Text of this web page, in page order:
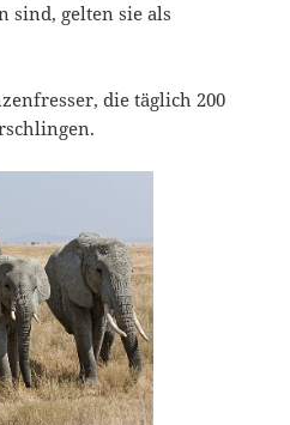
sind, gelten sie als
die täglich 200